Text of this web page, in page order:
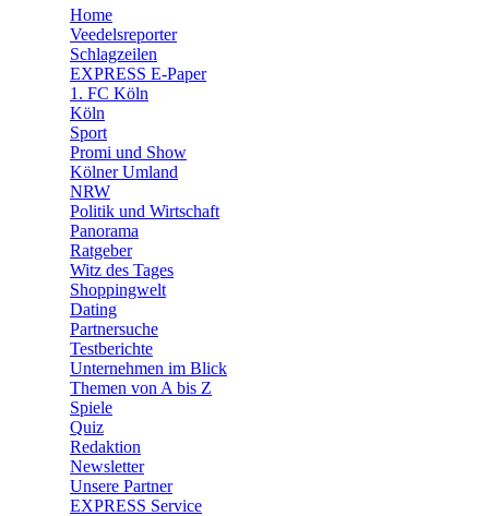
🛒 Shoppingwelt
Home
Veedelsreporter
Schlagzeilen
EXPRESS E-Paper
1. FC Köln
Köln
Sport
Promi und Show
Kölner Umland
NRW
Politik und Wirtschaft
Panorama
Ratgeber
Witz des Tages
Shoppingwelt
Dating
Partnersuche
Testberichte
Unternehmen im Blick
Themen von A bis Z
Spiele
Quiz
Redaktion
Newsletter
Unsere Partner
EXPRESS Service